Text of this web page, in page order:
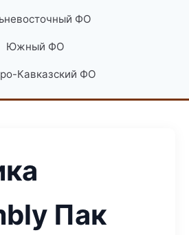
ФО
Южный ФО
Кавказский ФО
Пак